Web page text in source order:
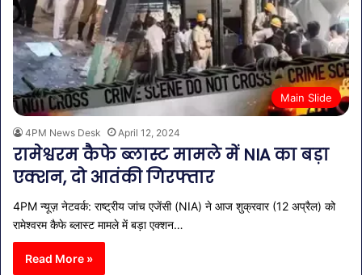
Main Slide
4PM News Desk April 12, 2024
रामेश्वरम कैफे ब्लास्ट मामले में NIA का बड़ा
एक्शन, दो आतंकी गिरफ्तार
4PM न्यूज़ नेटवर्क: राष्ट्रीय जांच एजेंसी (NIA) ने आज शुक्रवार (12 अप्रैल) को
रामेश्वरम कैफे ब्लास्ट मामले में बड़ा एक्शन…
Read More »